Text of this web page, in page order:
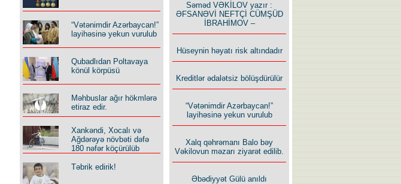
“Vətənimdir Azərbaycan!”
layihəsinə yekun vurulub
Qubadlıdan Poltavaya
könül körpüsü
Məhbuslar ağır hökmlərə
etiraz edir.
Xankəndi, Xocalı və
Ağdərəyə növbəti dəfə
180 nəfər köçürülüb
Təbrik edirik!
Səməd VƏKİLOV yazır :
ƏFSANƏVİ NEFTÇİ CÜMŞÜD
İBRAHİMOV –
Hüseynin həyatı risk altındadır
Kreditlər ədalətsiz bölüşdürülür
“Vətənimdir Azərbaycan!”
layihəsinə yekun vurulub
Xalq qəhrəmanı Balo bəy
Vəkilovun məzarı ziyarət edilib.
Əbədiyyət Gülü anıldı